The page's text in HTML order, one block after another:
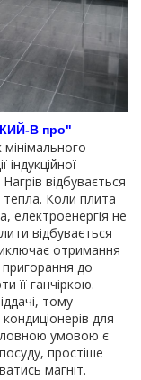
В про"
відбувається
Коли плита
електроенергія не
відбувається
отримання
пригорання до
її ганчіркою.
тому
для
умовою є
простіше
магніт.